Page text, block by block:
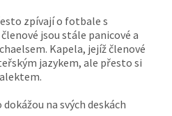
zpívají o fotbale s
jsou stále panicové a
Kapela, jejíž členové
jazykem, ale přesto si
na svých deskách